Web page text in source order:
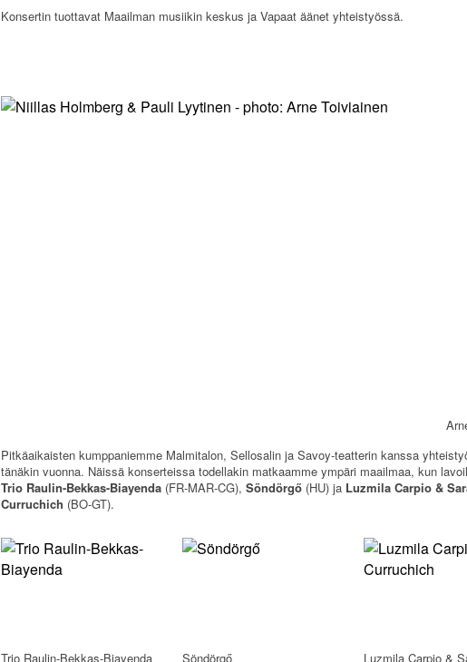
Konsertin tuottavat Maailman musiikin keskus ja Vapaat äänet yhteistyössä.
Pitkäaikaisten kumppaniemme Malmitalon, Sellosalin ja Savoy-teatterin kanssa
tänäkin vuonna. Näissä konserteissa todellakin matkaamme ympäri maailmaa, kun
Trio Raulin-Bekkas-Biayenda (FR-MAR-CG), Söndörgő (HU) ja Luzmila Carpio &
Curruchich (BO-GT).
Trio Raulin-Bekkas-Biayenda Söndörgő
Luzmila Carpio &